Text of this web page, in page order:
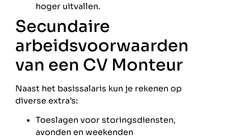
hoger uitvallen.
Secundaire
arbeidsvoorwaarden
van een CV Monteur
Naast het basissalaris kun je rekenen op
diverse extra’s:
Toeslagen voor storingsdiensten,
avonden en weekenden